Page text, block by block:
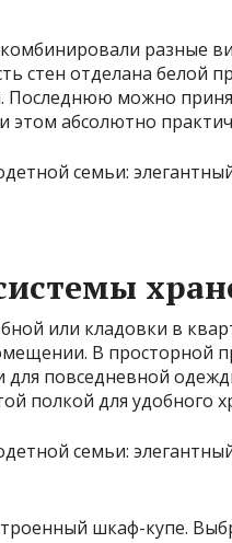
разные
стен отделана белой
Последнюю можно
этом абсолютно
или кладовки в
В просторной
для повседневной
полкой для удобного
шкаф-купе.